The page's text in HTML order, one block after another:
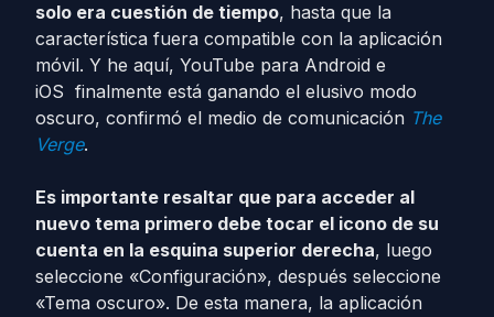
solo era cuestión de tiempo, hasta que la
característica fuera compatible con la aplicación
móvil. Y he aquí, YouTube para Android e
iOS finalmente está ganando el elusivo modo
oscuro, confirmó el medio de comunicación The
Verge.
Es importante resaltar que para acceder al
nuevo tema primero debe tocar el icono de su
cuenta en la esquina superior derecha, luego
seleccione «Configuración», después seleccione
«Tema oscuro». De esta manera, la aplicación